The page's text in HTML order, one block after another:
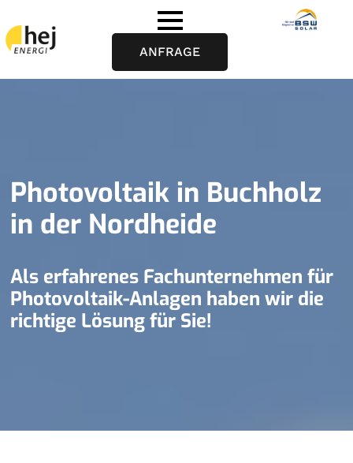
ANFRAGE
Photovoltaik in Buchholz
in der Nordheide
Als erfahrenes Fachunternehmen für
Photovoltaik-Anlagen haben wir die
richtige Lösung für Sie!